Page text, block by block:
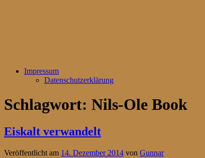
Impressum
Datenschutzerklärung
Schlagwort: Nils-Ole Book
Eiskalt verwandelt
Veröffentlicht am 14. Dezember 2014 von Gunnar